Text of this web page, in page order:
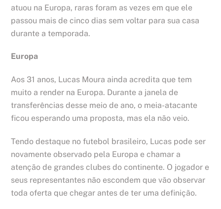
atuou na Europa, raras foram as vezes em que ele
passou mais de cinco dias sem voltar para sua casa
durante a temporada.
Europa
Aos 31 anos, Lucas Moura ainda acredita que tem
muito a render na Europa. Durante a janela de
transferências desse meio de ano, o meia-atacante
ficou esperando uma proposta, mas ela não veio.
Tendo destaque no futebol brasileiro, Lucas pode ser
novamente observado pela Europa e chamar a
atenção de grandes clubes do continente. O jogador e
seus representantes não escondem que vão observar
toda oferta que chegar antes de ter uma definição.